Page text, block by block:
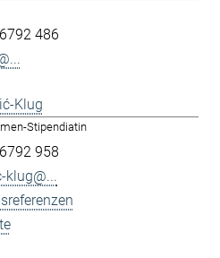
486
Klug
Stipendiatin
958
klug@...